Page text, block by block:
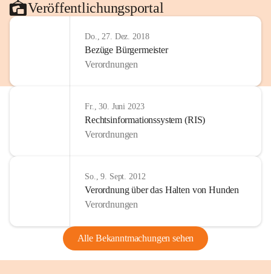
Veröffentlichungsportal
Do., 27. Dez. 2018
Bezüge Bürgermeister
Verordnungen
Fr., 30. Juni 2023
Rechtsinformationssystem (RIS)
Verordnungen
So., 9. Sept. 2012
Verordnung über das Halten von Hunden
Verordnungen
Alle Bekanntmachungen sehen